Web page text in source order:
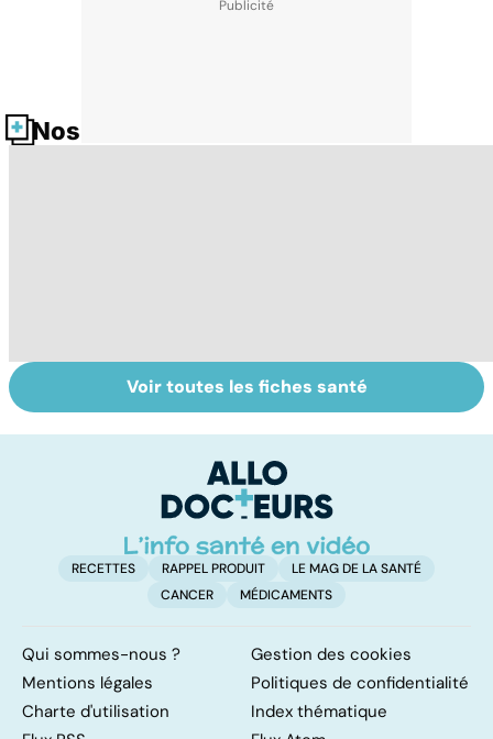
Nos fiches santé
osseuse : des
Troubles de
l'érection :
haute
Voir toutes les fiches santé
RECETTES RAPPEL PRODUIT
LE MAG DE LA SANTÉ
CANCER
MÉDICAMENTS
Qui sommes-nous ?
Gestion des cookies
Mentions légales
Politiques de confidentialité
Charte d'utilisation
Index thématique